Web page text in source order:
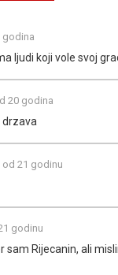
godina
ljudi koji vole svoj
20 godina
drzava
od 21 godinu
godinu
sam Rijecanin, ali